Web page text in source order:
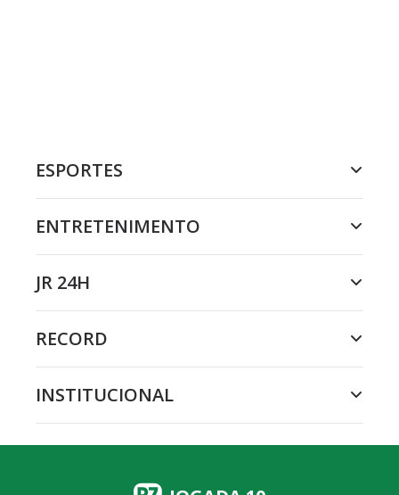
ESPORTES
ENTRETENIMENTO
JR 24H
RECORD
INSTITUCIONAL